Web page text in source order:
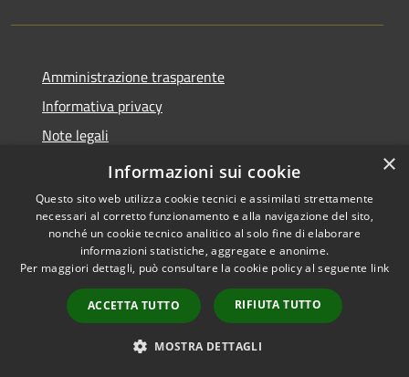
Amministrazione trasparente
Informativa privacy
Note legali
Dichiarazione di accessibilità
Accessibilità
Copyright © 2026 • Comune di
Bordano • Powered by
Municipium•
Accesso
redazione
×
Informazioni sui cookie
Questo sito web utilizza cookie tecnici e assimilati strettamente
necessari al corretto funzionamento e alla navigazione del sito,
nonché un cookie tecnico analitico al solo fine di elaborare
informazioni statistiche, aggregate e anonime.
Per maggiori dettagli, può consultare la cookie policy al seguente link
ACCETTA TUTTO RIFIUTA TUTTO
MOSTRA DETTAGLI